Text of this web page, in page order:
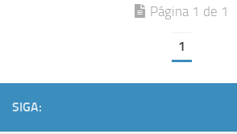
Página 1 de 1
1
SIGA: